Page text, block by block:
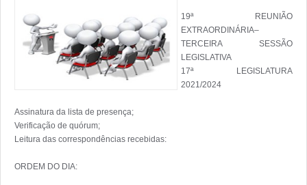
19ª REUNIÃO
EXTRAORDINÁRIA–
TERCEIRA SESSÃO
LEGISLATIVA
17ª LEGISLATURA
2021/2024
Assinatura da lista de presença;
Verificação de quórum;
Leitura das correspondências recebidas:
ORDEM DO DIA: